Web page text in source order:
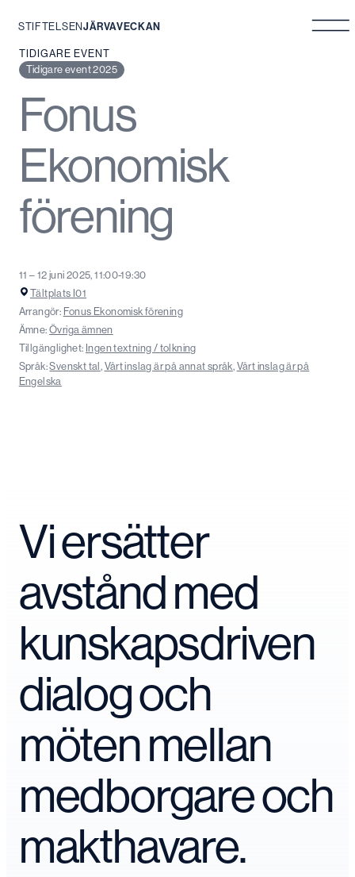
Hoppa
innehåll
STIFTELSENJÄRVAVECKAN
TIDIGARE EVENT
Tidigare event 2025
Fonus
Ekonomisk
förening
11 – 12 juni 2025, 11:00-19:30
Tältplats I01
Arrangör: Fonus Ekonomisk förening
Ämne:Övriga ämnen
Tillgänglighet: Ingen textning / tolkning
Språk:Svenskt tal,Vårt inslag är på annat språk,Vårt inslag är på
Engelska
Vi ersätter
avstånd med
kunskapsdriven
dialog och
möten mellan
medborgare och
makthavare.